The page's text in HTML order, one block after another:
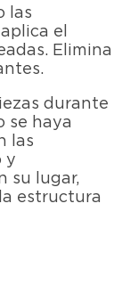
las
el
Elimina
durante
se haya
las
y
su lugar,
estructura